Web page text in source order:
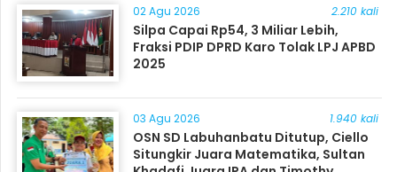
02 Agu 2026 2.210 kali
Silpa Capai Rp54, 3 Miliar Lebih,
Fraksi PDIP DPRD Karo Tolak LPJ APBD
2025
03 Agu 2026 1.940 kali
OSN SD Labuhanbatu Ditutup, Ciello
Situngkir Juara Matematika, Sultan